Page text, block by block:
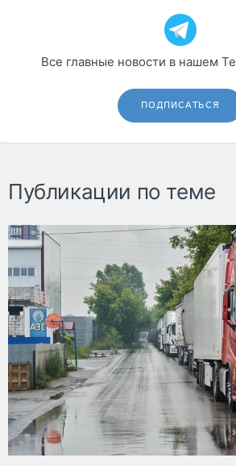
Все главные новости в нашем
ПОДПИСАТЬСЯ
Публикации по теме